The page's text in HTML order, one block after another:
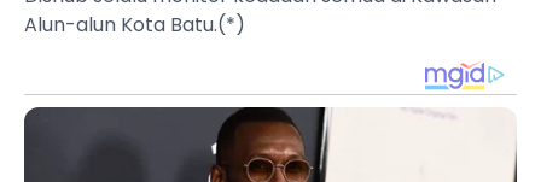
Alun-alun Kota Batu.(*)